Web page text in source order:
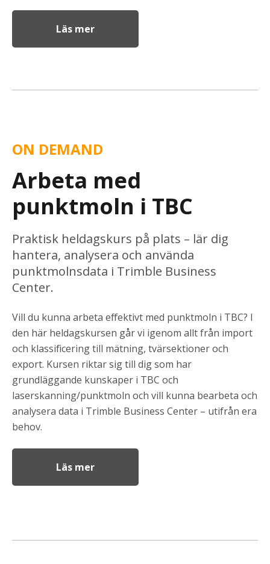
Läs mer
ON DEMAND
Arbeta med
punktmoln i TBC
Praktisk heldagskurs på plats – lär dig
hantera, analysera och använda
punktmolnsdata i Trimble Business
Center.
Vill du kunna arbeta effektivt med punktmoln i TBC? I
den här heldagskursen går vi igenom allt från import
och klassificering till mätning, tvärsektioner och
export. Kursen riktar sig till dig som har
grundläggande kunskaper i TBC och
laserskanning/punktmoln och vill kunna bearbeta och
analysera data i Trimble Business Center – utifrån era
behov.
Läs mer